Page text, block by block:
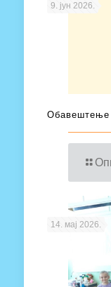
9. јун 2026.
Обавештење
14. мај 2026.